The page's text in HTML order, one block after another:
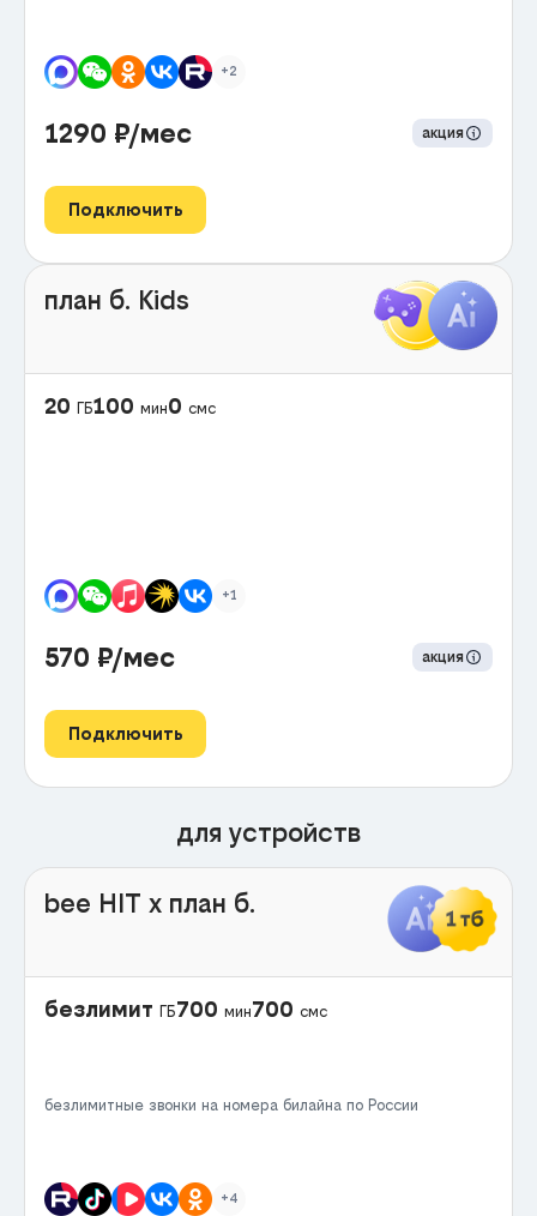
+2
1290 ₽/мес акция
Подключить
план б. Kids
20 ГБ100 мин0 смс
+1
570 ₽/мес акция
Подключить
для устройств
bee HIT x план б.
безлимит ГБ700 мин700 смс
безлимитные звонки на номера билайна по России
+4